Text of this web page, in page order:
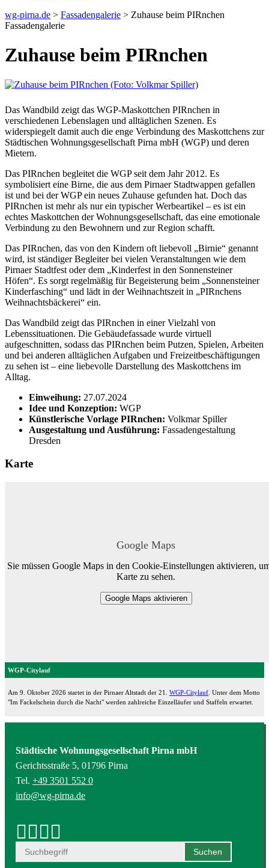
wg-pirna.de > Fassadengalerie > Zuhause beim PIRnchen
Fassadengalerie
Zuhause beim PIRnchen
Das Wandbild zeigt das WGP-Maskottchen PIRnchen in
verschiedenen Lebenslagen und alltäglichen Szenen. Es
widerspiegelt damit auch die enge Verbindung des Maskottchens zur
Städtischen Wohnungsgesellschaft Pirna mbH (WGP) und deren
Mietern.
Das PIRnchen begleitet die WGP seit dem Jahr 2012. Es
symbolisiert eine Birne, die aus dem Pirnaer Stadtwappen gefallen
ist und bei der WGP ein neues Zuhause gefunden hat. Doch das
PIRnchen ist mehr als nur ein typischer Werbeartikel – es ist ein
echtes Maskottchen der Wohnungsgesellschaft, das eine emotionale
Verbindung zu den Bewohnern und zur Region schafft.
Das PIRnchen, das von den Kindern oft liebevoll „Birnie“ genannt
wird, ist ständiger Begleiter bei vielen Veranstaltungen wie dem
Pirnaer Stadtfest oder dem „Kinderfest in den Sonnensteiner
Höfen“. Es sorgt regelmäßig für Begeisterung beim „Sonnensteiner
Kinderfasching“ und lädt in der Weihnachtszeit in „PIRnchens
Weihnachtsbäckerei“ ein.
Das Wandbild zeigt das PIRnchen in einer Vielzahl von
Lebenssituationen. Die Gebäudefassade wurde virtuell
aufgeschnitten, sodass das PIRnchen beim Putzen, Spielen, Arbeiten
und bei anderen alltäglichen Aufgaben und Freizeitbeschäftigungen
zu sehen ist – eine liebevolle Darstellung des Maskottchens im
Alltag.
Einweihung: 27.07.2024
Idee und Konzeption: WGP
Künstlerische Vorlage PIRnchen: Volkmar Spiller
Ausgestaltung und Ausführung: Fassadengestaltung
Dresden
Karte
Google Maps
Sie müssen Google Maps in den Cookie-Einstellungen aktivieren,
Karte zu sehen.
Google Maps aktivieren
WGP-Citylauf
Am 9. Oktober 2026 startet in der Pirnaer Altstadt der 21. WGP-Citylauf . Unter dem Motto
"Im Fackelschein durch die Nacht" werden zahlreiche Einzelläufer und Staffeln erwartet.
Städtische Wohnungsgesellschaft Pirna mbH
Gerichtsstraße 5, 01796 Pirna
Tel. +49 3501 552 0
info@wg-pirna.de